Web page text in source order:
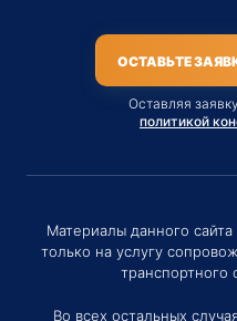
ОСТАВЬТЕ
Оставляя
политикой
Материалы данного
только на услугу
транспортного
Во всех остальных